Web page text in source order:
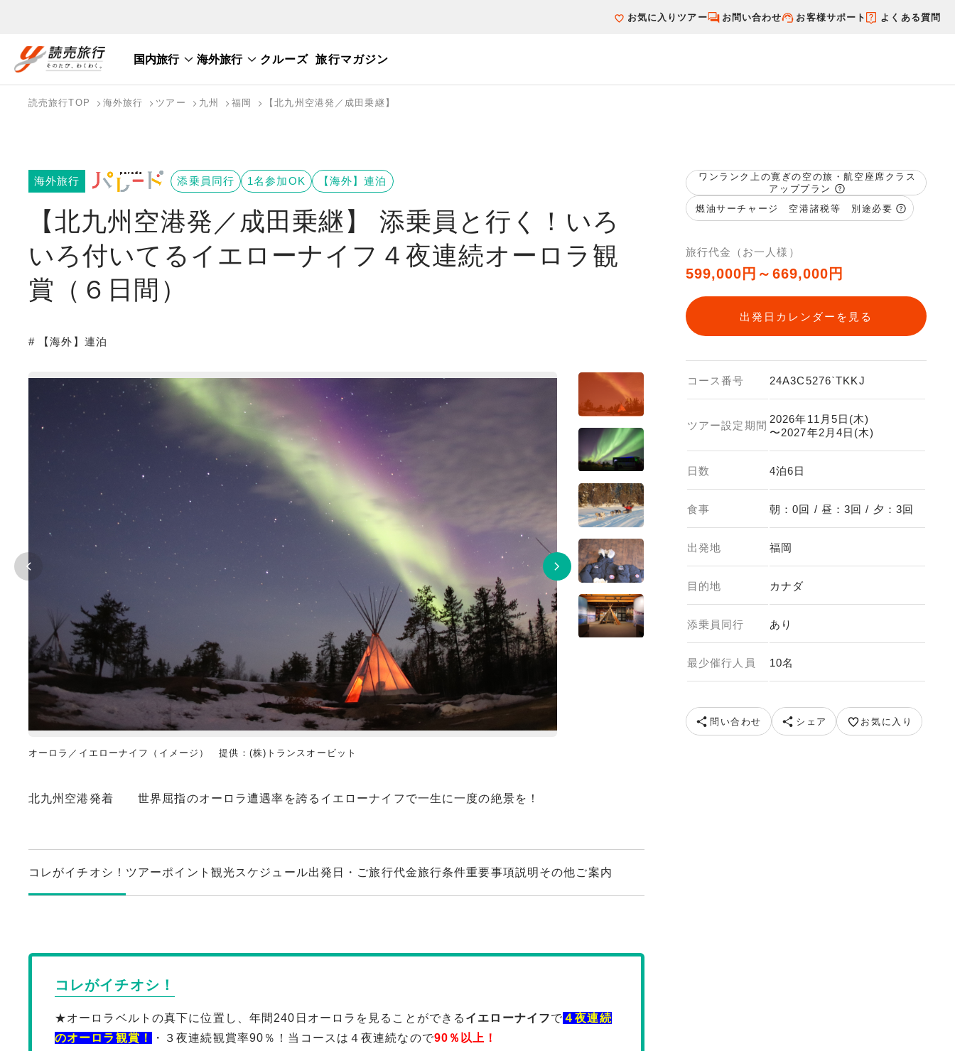
お気に入りツアー お問い合わせ お客様サポート よくある質問
国内旅行 海外旅行 クルーズ 旅行マガジン
国内旅行トップ
海外旅行トップ
読売旅行TOP 海外旅行 ツアー 九州 福岡 【北九州空港発／成田乗継】
【北九州空港発／成田乗継】 添乗員と行く！いろ
いろ付いてるイエローナイフ４夜連続オーロラ観
賞（６日間）
海外旅行 添乗員同行 1名参加OK 【海外】連泊
# 【海外】連泊
オーロラ／イエローナイフ（イメージ） 提供：(株)トランスオービット
北九州空港発着 世界屈指のオーロラ遭遇率を誇るイエローナイフで一生に一度の絶景を！
コレがイチオシ！ ツアーポイント 観光スケジュール出発日・ご旅行代金旅行条件重要事項説明 その他ご案内
コレがイチオシ！
★オーロラベルトの真下に位置し、年間240日オーロラを見ることができる イエローナイフで ４夜連続
のオーロラ観賞！
・３夜連続観賞率90％！当コースは４夜連続なので90％以上！
ワンランク上の寛ぎの空の旅・航空座席クラス
アッププラン
燃油サーチャージ 空港諸税等 別途必要
旅行代金（お一人様）
599,000円～669,000円
出発日カレンダーを見る
コース番号 24A3C5276`TKKJ
ツアー設定期間
2026年11月5日(木)
〜2027年2月4日(木)
日数 4泊6日
食事 朝：0回 / 昼：3回 / 夕：3回
出発地 福岡
目的地 カナダ
添乗員同行 あり
最少催行人員 10名
問い合わせ シェア お気に入り